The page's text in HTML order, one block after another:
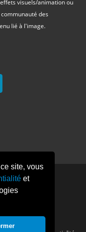
site, vous
et
visuels/animation ou
des
lié à l'image.